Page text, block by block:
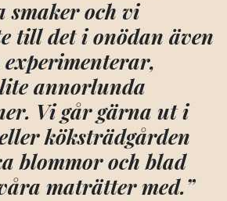
och vi
till det i onödan även
annorlunda
Vi går gärna ut i
köksträdgården
blommor och blad
maträtter med.”